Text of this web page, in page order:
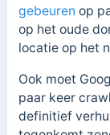
gebeuren op
op het oude
locatie op het
Ook moet
paar keer
definitief